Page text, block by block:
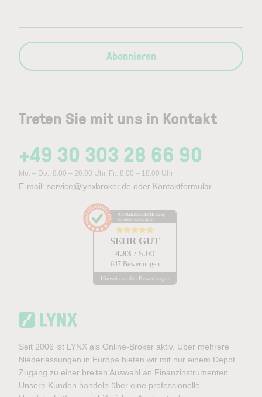
Treten Sie mit uns in Kontakt
+49 30 303 28 66 90
Mo. – Do.: 8:00 – 20:00 Uhr, Fr.: 8:00 – 18:00 Uhr
E-mail: service@lynxbroker.de oder Kontaktformular
AUSGEZEICHNET .org
Kundenbewertungen
SEHR GUT
4.83 / 5.00
647 Bewertungen
Hinweis zu den Bewertungen
Abonnieren
Seit 2006 ist LYNX als Online-Broker aktiv. Über mehrere
Niederlassungen in Europa bieten wir mit nur einem Depot
Zugang zu einer breiten Auswahl an Finanzinstrumenten.
Unsere Kunden handeln über eine professionelle